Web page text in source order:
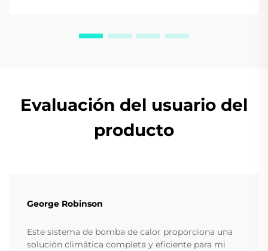
Evaluación del usuario del
producto
George Robinson
Este sistema de bomba de calor proporciona una
solución climática completa y eficiente para mi